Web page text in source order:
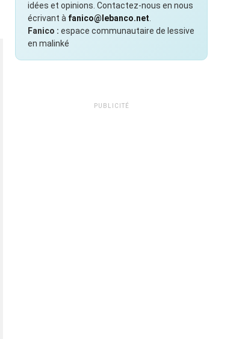
idées et opinions. Contactez-nous en nous
écrivant à fanico@lebanco.net
Fanico : espace communautaire de lessive
en malinké
PUBLICITÉ